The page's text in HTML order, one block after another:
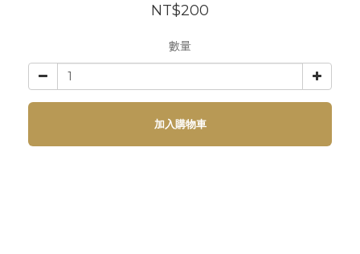
NT$200
數量
加入購物車